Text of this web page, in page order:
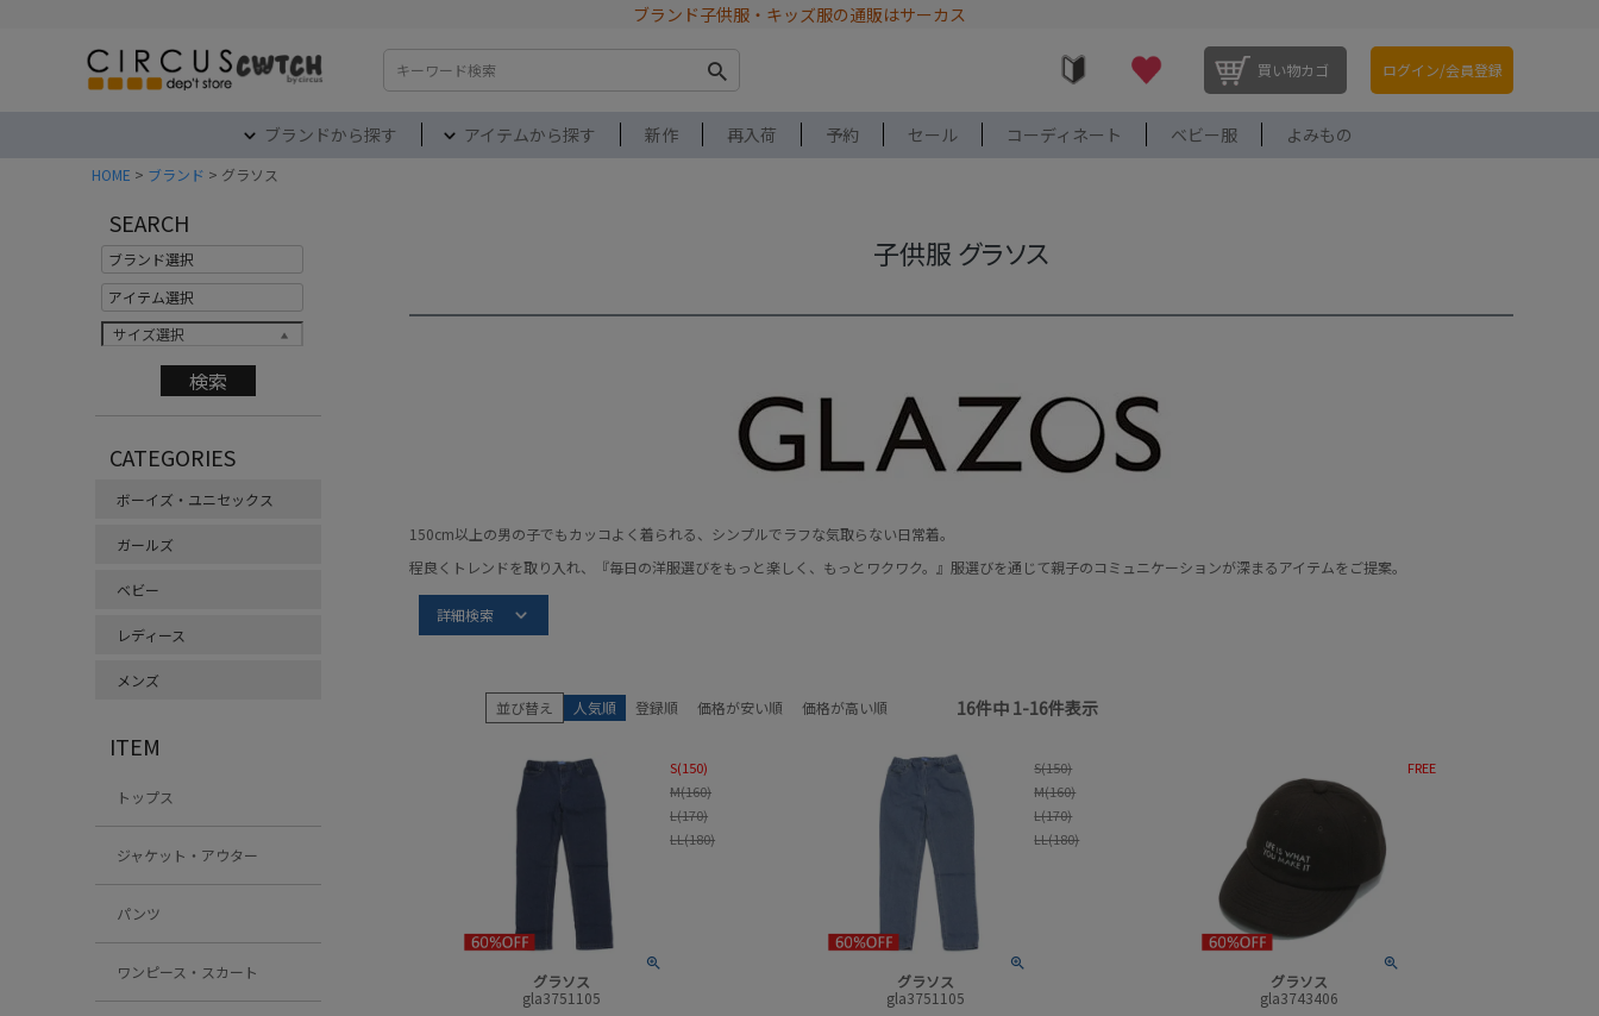
ブランド子供服・キッズ服の通販はサーカス
検索 買い物カゴ ログイン/会員登録
ブランドから探す アイテムから探す 新作 再入荷 予約 セール コーディネート ベビー服 よみもの
HOME ブランド グラソス
SEARCH
サイズ選択
CATEGORIES
ボーイズ・ユニセックス
ガールズ
ベビー
レディース
メンズ
ITEM
トップス
ジャケット・アウター
パンツ
ワンピース・スカート
子供服 グラソス
150cm以上の男の子でもカッコよく着られる、シンプルでラフな気取らない日常着。
程良くトレンドを取り入れ、『毎日の洋服選びをもっと楽しく、もっとワクワク。』服選びを通じて親子のコミュニケーションが深まるアイテムをご提案。
詳細検索
Item Search
ブランド アイテム
販売中／予約受付中 カラー
セール率
検索
並び替え 人気順 登録順 価格が安い順 価格が高い順 16件中 1-16件表示
グラソス
gla3751105
S(150)
M(160)
L(170)
LL(180)
グラソス
gla3751105
S(150)
M(160)
L(170)
LL(180)
グラソス
gla3743406
FREE